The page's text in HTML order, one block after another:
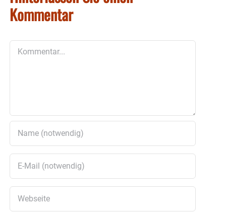
Kommentar